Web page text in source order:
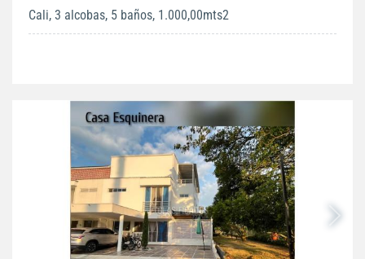
Cali, 3 alcobas, 5 baños, 1.000,00mts2